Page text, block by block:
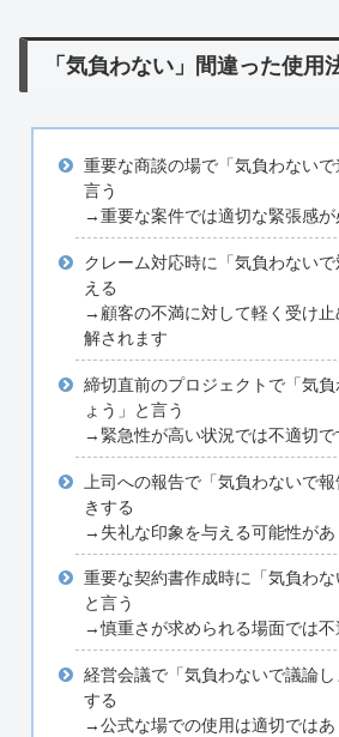
「気負わない」間違った使用
重要な商談の場で「気負わない
言う
→重要な案件では適切な緊張感が
クレーム対応時に「気負わない
える
→顧客の不満に対して軽く受け止
解されます
締切直前のプロジェクトで「気
ょう」と言う
→緊急性が高い状況では不適切で
上司への報告で「気負わないで
きする
→失礼な印象を与える可能性があ
重要な契約書作成時に「気負わな
と言う
→慎重さが求められる場面では不
経営会議で「気負わないで議論
する
→公式な場での使用は適切ではあ